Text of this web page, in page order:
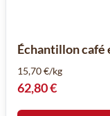
Échantillon café
15,70 €/kg
62,80 €